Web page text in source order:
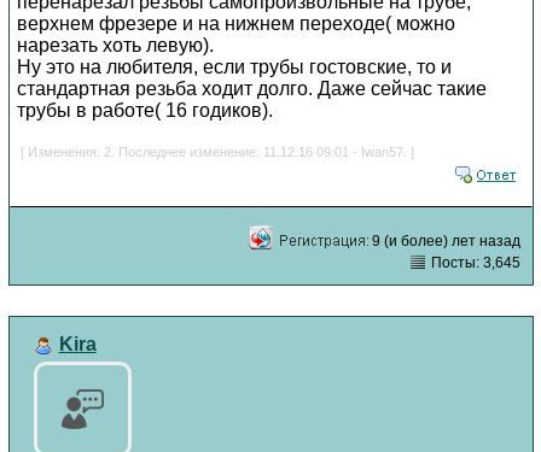
верхнем фрезере и на нижнем переходе( можно
нарезать хоть левую).
Ну это на любителя, если трубы гостовские, то и
стандартная резьба ходит долго. Даже сейчас такие
трубы в работе( 16 годиков).
[ Изменения: 2. Последнее изменение: 11.12.16 09:01 - Iwan57. ]
9 (и более) лет назад
Посты: 3,645
Kira